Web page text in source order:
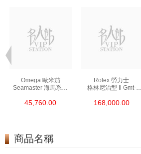
Omega 歐米茄
Seamaster 海馬系列
精鋼 Nekton Edition
45,760.00
Rolex 勞力士
格林尼治型 Ii Gmt-
0002 18kt玫瑰金/鋼
168,000.00
商品名稱